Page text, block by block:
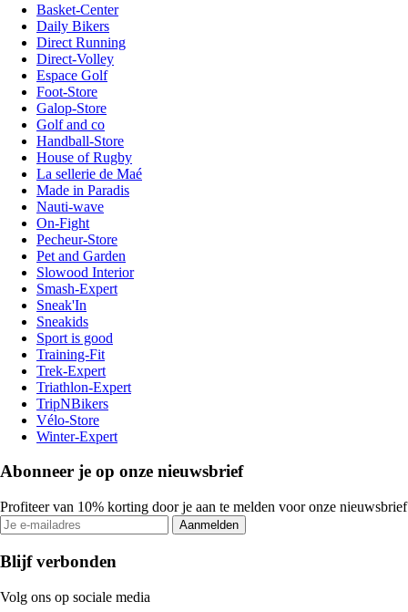
Basket-Center
Daily Bikers
Direct Running
Direct-Volley
Espace Golf
Foot-Store
Galop-Store
Golf and co
Handball-Store
House of Rugby
La sellerie de Maé
Made in Paradis
Nauti-wave
On-Fight
Pecheur-Store
Pet and Garden
Slowood Interior
Smash-Expert
Sneak'In
Sneakids
Sport is good
Training-Fit
Trek-Expert
Triathlon-Expert
TripNBikers
Vélo-Store
Winter-Expert
Abonneer je op onze nieuwsbrief
Profiteer van 10% korting door je aan te melden voor onze nieuwsbrief
Aanmelden
Blijf verbonden
Volg ons op sociale media